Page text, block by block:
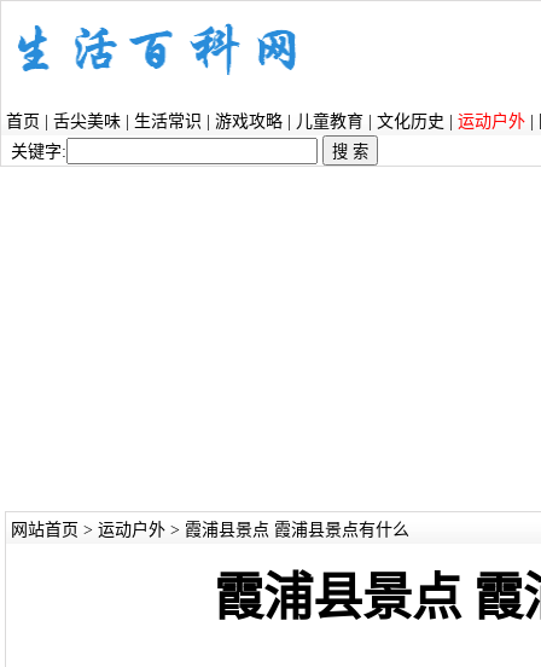
首页 舌尖美味 生活常识 游戏攻略 儿童教育 文化历史 运动户外
关键字:
网站首页 > 运动户外> 霞浦县景点 霞浦县景点有什么
霞浦县景点